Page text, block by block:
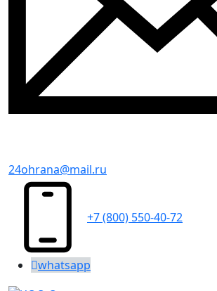
24ohrana@mail.ru
+7 (800) 550-40-72
whatsapp